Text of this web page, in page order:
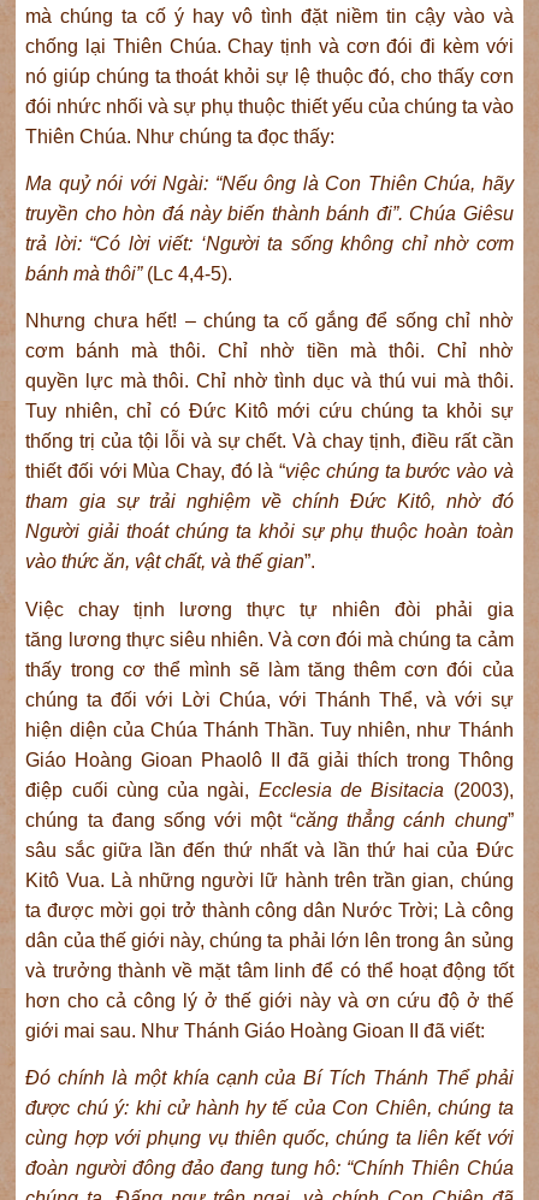
mà chúng ta cố ý hay vô tình đặt niềm tin cậy vào và
chống lại Thiên Chúa. Chay tịnh và cơn đói đi kèm với
nó giúp chúng ta thoát khỏi sự lệ thuộc đó, cho thấy cơn
đói nhức nhối và sự phụ thuộc thiết yếu của chúng ta vào
Thiên Chúa. Như chúng ta đọc thấy:
Ma quỷ nói với Ngài: “Nếu ông là Con Thiên Chúa, hãy
truyền cho hòn đá này biến thành bánh đi”. Chúa Giêsu
trả lời: “Có lời viết: ‘Người ta sống không chỉ nhờ cơm
bánh mà thôi”(Lc 4,4-5).
Nhưng chưa hết! – chúng ta cố gắng để sống chỉ nhờ
cơm bánh mà thôi. Chỉ nhờ tiền mà thôi. Chỉ nhờ
quyền lực mà thôi. Chỉ nhờ tình dục và thú vui mà thôi.
Tuy nhiên, chỉ có Đức Kitô mới cứu chúng ta khỏi sự
thống trị của tội lỗi và sự chết. Và chay tịnh, điều rất cần
thiết đối với Mùa Chay, đó là “việc chúng ta bước vào và
tham giasựtrải nghiệm về chính Đức Kitô, nhờ đó
Người giải thoát chúng ta khỏi sự phụ thuộc hoàn toàn
vào thức ăn, vật chất, và thế gian”.
Việc chay tịnh lương thực tự nhiên đòi phải gia
tăng lương thực siêu nhiên. Và cơn đói mà chúng ta cảm
thấy trong cơ thể mình sẽ làm tăng thêm cơn đói của
chúng ta đối với Lời Chúa, với Thánh Thể, và với sự
hiện diện của Chúa Thánh Thần. Tuy nhiên, như Thánh
Giáo Hoàng Gioan Phaolô II đã giải thích trong Thông
điệp cuối cùng của ngài, Ecclesia de Bisitacia (2003),
chúng ta đang sống với một “căng thẳng cánh chung”
sâu sắc giữa lần đến thứ nhất và lần thứ hai của Đức
Kitô Vua. Là những người lữ hành trên trần gian, chúng
ta được mời gọi trở thành công dân Nước Trời; Là công
dân của thế giới này, chúng ta phải lớn lên trong ân sủng
và trưởng thành về mặt tâm linh để có thể hoạt động tốt
hơn cho cả công lý ở thế giới này và ơn cứu độ ở thế
giới mai sau. Như Thánh Giáo Hoàng Gioan II đã viết:
Đó chính là một khía cạnh của Bí Tích Thánh Thể phải
được chú ý: khi cử hành hy tế của Con Chiên, chúng ta
cùng hợp với phụng vụ thiên quốc, chúng ta liên kết với
đoàn người đông đảo đang tung hô: “Chính Thiên Chúa